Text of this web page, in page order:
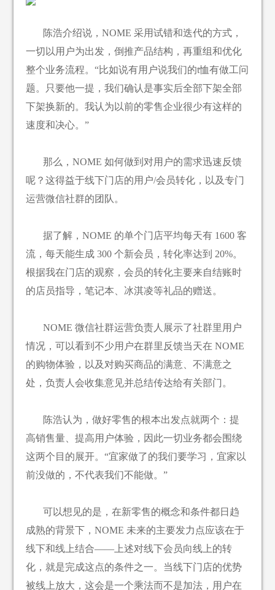
陈浩介绍说，NOME 采用试错和迭代的方式，
一切以用户为出发，倒推产品结构，再重组和优化
整个业务流程。“比如说有用户说我们的t恤有做工问
题。只要他一提，我们确认是事实后全部下架全部
下架换新的。我认为以前的零售企业很少有这样的
速度和决心。”
那么，NOME 如何做到对用户的需求迅速反馈
呢？这得益于线下门店的用户/会员转化，以及专门
运营微信社群的团队。
据了解，NOME 的单个门店平均每天有 1600 客
流，每天能生成 300 个新会员，转化率达到 20%。
根据我在门店的观察，会员的转化主要来自结账时
的店员指导，笔记本、冰淇凌等礼品的赠送。
NOME 微信社群运营负责人展示了社群里用户
情况，可以看到不少用户在群里反馈当天在 NOME
的购物体验，以及对购买商品的满意、不满意之
处，负责人会收集意见并总结传达给有关部门。
陈浩认为，做好零售的根本出发点就两个：提
高销售量、提高用户体验，因此一切业务都会围绕
这两个目的展开。“宜家做了的我们要学习，宜家以
前没做的，不代表我们不能做。”
可以想见的是，在新零售的概念和条件都日趋
成熟的背景下，NOME 未来的主要发力点应该在于
线下和线上结合——上述对线下会员向线上的转
化，就是完成这点的条件之一。当线下门店的优势
被线上放大，这会是一个乘法而不是加法，用户在